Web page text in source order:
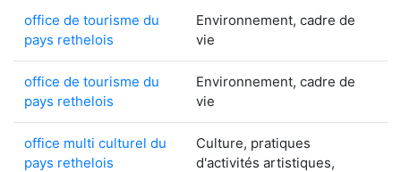
office de tourisme du
pays rethelois
Environnement, cadre de
vie
office de tourisme du
pays rethelois
Environnement, cadre de
vie
office multi culturel du
pays rethelois
Culture, pratiques
d'activités artistiques,